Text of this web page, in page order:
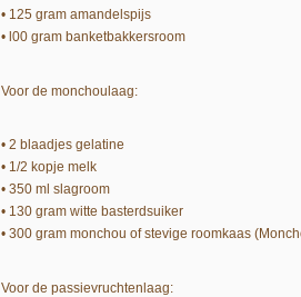
• 125 gram amandelspijs
• l00 gram banketbakkersroom
Voor de monchoulaag:
• 2 blaadjes gelatine
• 1/2 kopje melk
• 350 ml slagroom
• 130 gram witte basterdsuiker
• 300 gram monchou of stevige roomkaas
Voor de passievruchtenlaag: